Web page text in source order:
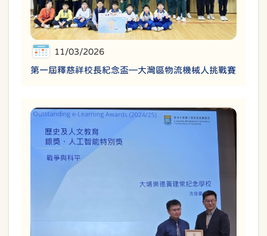
11/03/2026
第一屆釋慈祥校長紀念盃—大灣區物流機械人挑戰賽